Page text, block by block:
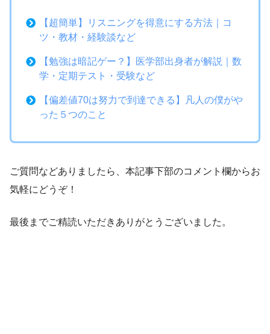
【超簡単】リスニングを得意にする方法｜コ
ツ・教材・経験談など
【勉強は暗記ゲー？】医学部出身者が解説｜数
学・定期テスト・受験など
【偏差値70は努力で到達できる】凡人の僕がや
った５つのこと
ご質問などありましたら、本記事下部のコメント欄からお
気軽にどうぞ！
最後までご精読いただきありがとうございました。